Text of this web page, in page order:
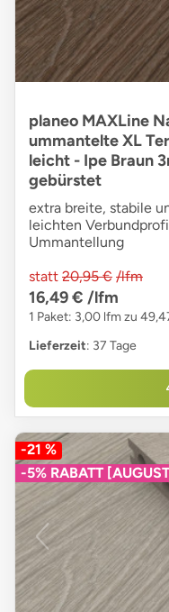
planeo MAXLine
ummantelte XL
leicht - Ipe Braun
gebürstet
extra breite, stabile
leichten
Ummantellung
statt 20,95 € /lfm
16,49 € /lfm
1 Paket: 3,00 lfm zu
Lieferzeit: 37 Tage
-21 %
-5% RABATT